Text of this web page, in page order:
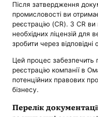
Після затвердження
промисловості ви
реєстрацію (CR). З CR
необхідних ліцензій для
зробити через
Цей процес забезпечить
реєстрацію компанії в
потенційних правових
бізнесу.
Перелік